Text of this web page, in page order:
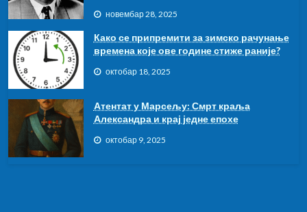
новембар 28, 2025
Како се припремити за зимско рачунање
времена које ове године стиже раније?
октобар 18, 2025
Атентат у Марсељу: Смрт краља
Александра и крај једне епохе
октобар 9, 2025